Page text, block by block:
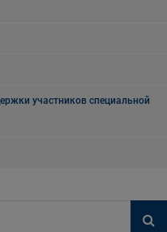
участников специальной